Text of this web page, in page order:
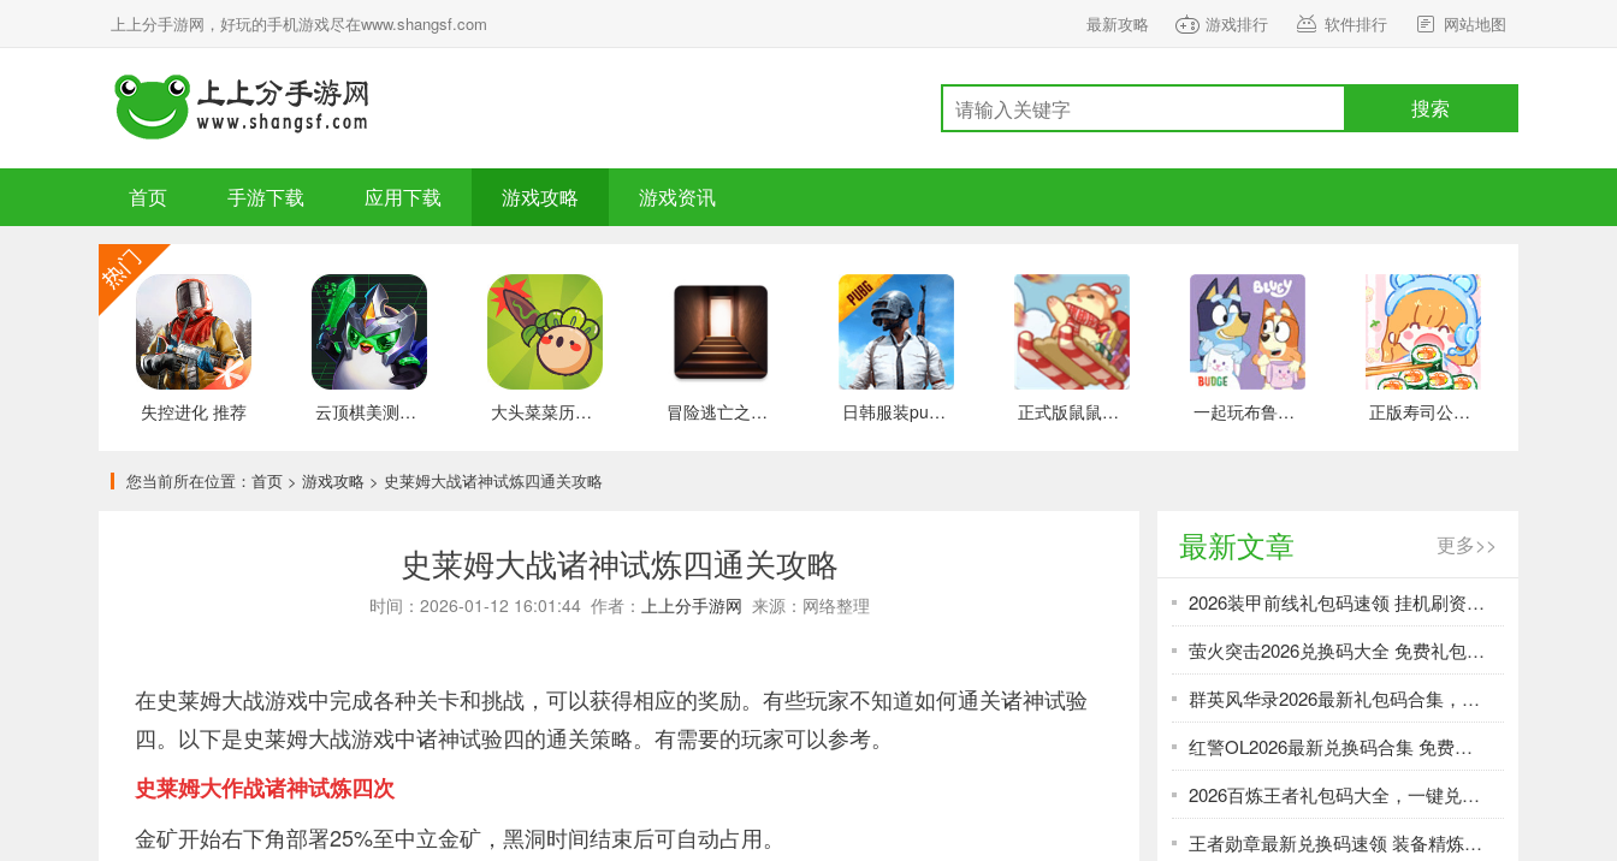
上上分手游网，好玩的手机游戏尽在www.shangsf.com 最新攻略 游戏排行 软件排行 网站地图
搜索
首页 手游下载 应用下载 游戏攻略 游戏资讯
失控进化 推荐 云顶棋美测服 最新版 大头菜菜历险记 好玩的 冒险逃亡之谜 推荐 日韩服装pubg 好玩的 正式版鼠鼠百货物语 安卓版 一起玩布鲁伊吧 手游下载 正版寿司公园 安卓版
您当前所在位置： 首页 > 游戏攻略 > 史莱姆大战诸神试炼四通关攻略
史莱姆大战诸神试炼四通关攻略
时间：2026-01-12 16:01:44 作者： 上上分手游网 来源：网络整理
在史莱姆大战游戏中完成各种关卡和挑战，可以获得相应的奖励。有些玩家不知道如何通关诸神试验
四。以下是史莱姆大战游戏中诸神试验四的通关策略。有需要的玩家可以参考。
史莱姆大作战诸神试炼四次
金矿开始右下角部署25%至中立金矿，黑洞时间结束后可自动占用。
最新文章 更多>>
2026装甲前线礼包码速领 挂机刷资源攻略
萤火突击2026兑换码大全 免费礼包一键领取
群英风华录2026最新礼包码合集，一键领取限时福利
红警OL2026最新兑换码合集 免费礼包一键领取
2026百炼王者礼包码大全，一键兑换加速武将养成
王者勋章最新兑换码速领 装备精炼资源轻松刷